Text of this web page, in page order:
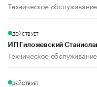
Техническое
ДЕЙСТВУЕТ
ИП Гиложевский
Техническое
ДЕЙСТВУЕТ